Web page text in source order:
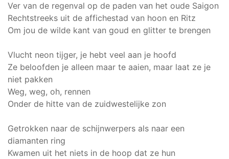
Ver van de regenval op de paden van het oude Saigon
Rechtstreeks uit de affichestad van hoon en Ritz
Om jou de wilde kant van goud en glitter te brengen
Vlucht neon tijger, je hebt veel aan je hoofd
Ze beloofden je alleen maar te aaien, maar laat ze je
niet pakken
Weg, weg, oh, rennen
Onder de hitte van de zuidwestelijke zon
Getrokken naar de schijnwerpers als naar een
diamanten ring
Kwamen uit het niets in de hoop dat ze hun